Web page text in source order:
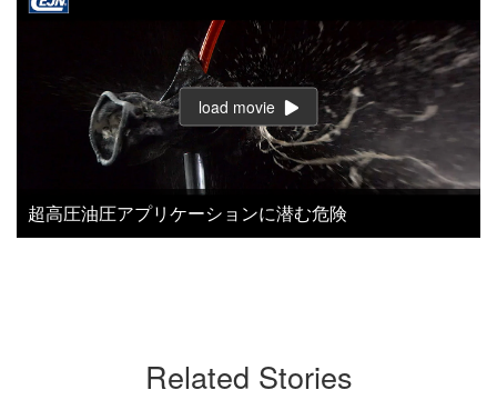
load movie
超高圧油圧アプリケーションに潜む危険
Related Stories